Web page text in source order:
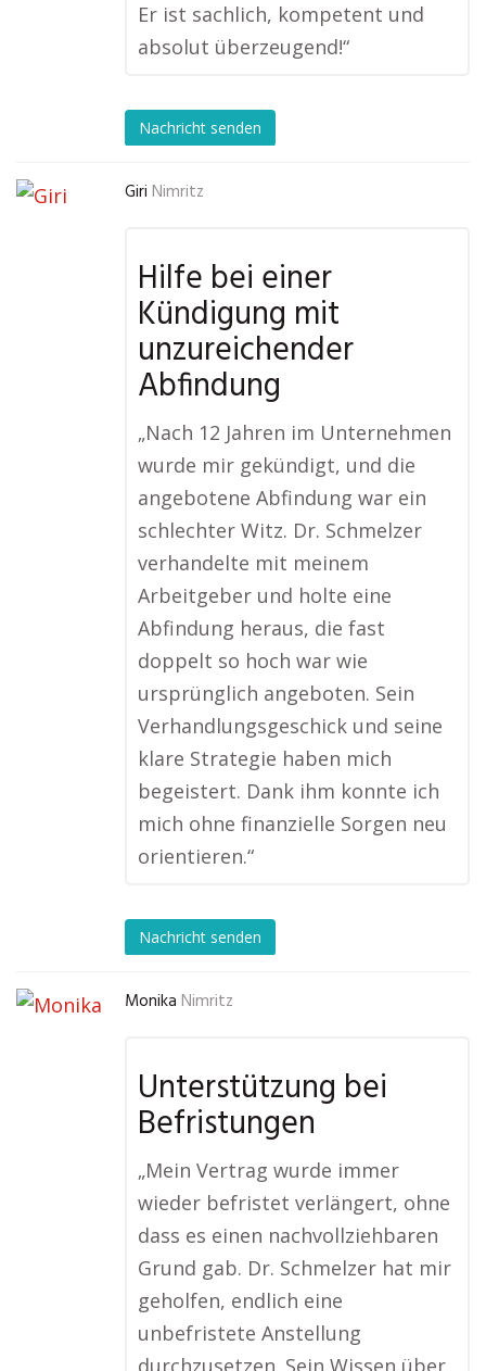
Er ist sachlich, kompetent und
absolut überzeugend!“
Nachricht senden
Giri Nimritz
Hilfe bei einer
Kündigung mit
unzureichender
Abfindung
„Nach 12 Jahren im Unternehmen
wurde mir gekündigt, und die
angebotene Abfindung war ein
schlechter Witz. Dr. Schmelzer
verhandelte mit meinem
Arbeitgeber und holte eine
Abfindung heraus, die fast
doppelt so hoch war wie
ursprünglich angeboten. Sein
Verhandlungsgeschick und seine
klare Strategie haben mich
begeistert. Dank ihm konnte ich
mich ohne finanzielle Sorgen neu
orientieren.“
Nachricht senden
Monika Nimritz
Unterstützung bei
Befristungen
„Mein Vertrag wurde immer
wieder befristet verlängert, ohne
dass es einen nachvollziehbaren
Grund gab. Dr. Schmelzer hat mir
geholfen, endlich eine
unbefristete Anstellung